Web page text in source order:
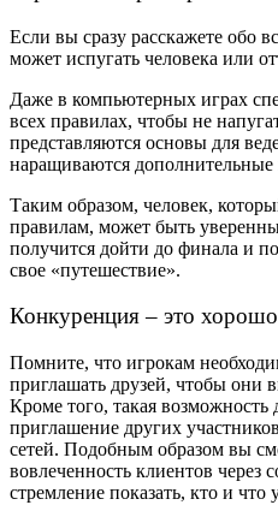
Если вы сразу расскажете обо
может испугать человека или
Даже в компьютерных играх
всех правилах, чтобы не
представляются основы для
наращиваются дополнительные
Таким образом, человек,
правилам, может быть
получится дойти до финала и
свое «путешествие».
Конкуренция – это хорошо
Помните, что игрокам
приглашать друзей, чтобы они
Кроме того, такая возможность
приглашение других
сетей. Подобным образом вы
вовлеченность клиентов через
стремление показать, кто и что